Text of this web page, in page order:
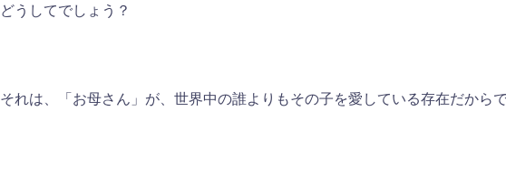
どうしてでしょう？
それは、「お母さん」が、世界中の誰よりもその子を愛している存在だから